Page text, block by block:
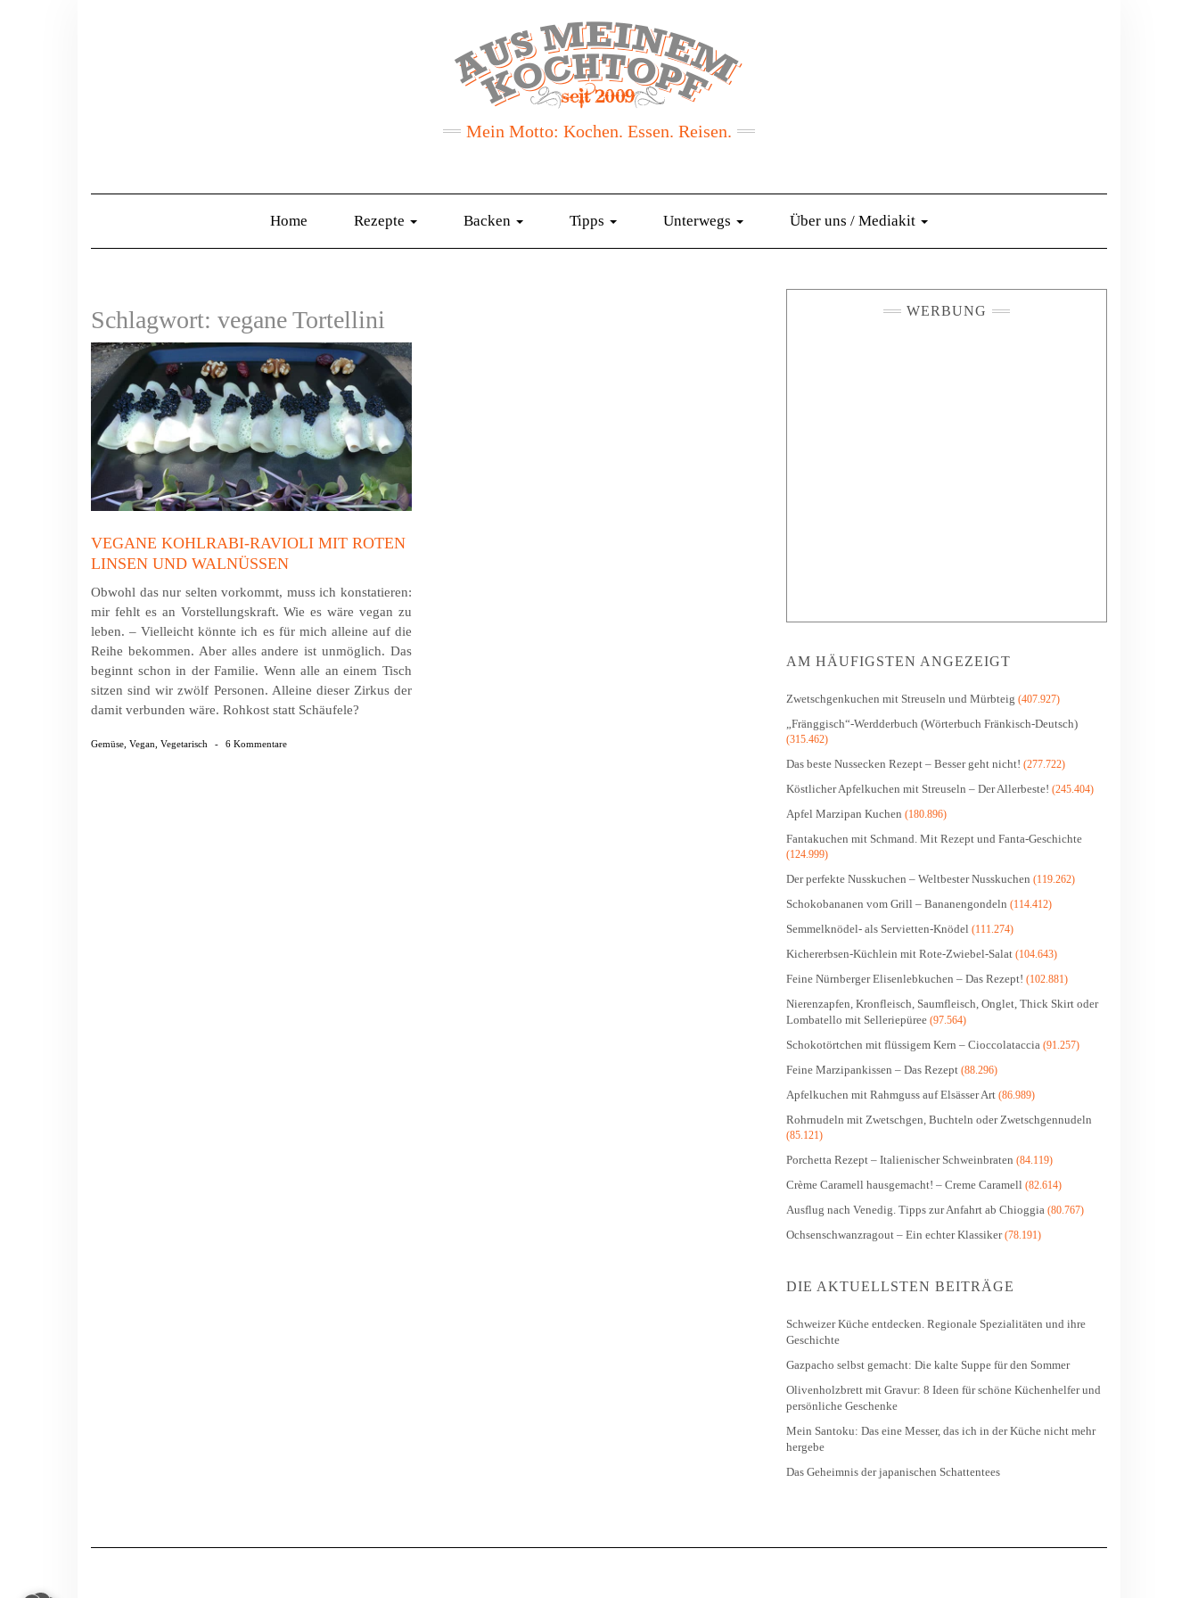
Mein Motto: Kochen. Essen. Reisen.
Home Rezepte Backen Tipps Unterwegs Über uns / Mediakit
Schlagwort: vegane Tortellini
VEGANE KOHLRABI-RAVIOLI MIT ROTEN
LINSEN UND WALNÜSSEN
Obwohl das nur selten vorkommt, muss ich konstatieren:
mir fehlt es an Vorstellungskraft. Wie es wäre vegan zu
leben. – Vielleicht könnte ich es für mich alleine auf die
Reihe bekommen. Aber alles andere ist unmöglich. Das
beginnt schon in der Familie. Wenn alle an einem Tisch
sitzen sind wir zwölf Personen. Alleine dieser Zirkus der
damit verbunden wäre. Rohkost statt Schäufele?
Gemüse, Vegan, Vegetarisch - 6 Kommentare
WERBUNG
AM HÄUFIGSTEN ANGEZEIGT
Zwetschgenkuchen mit Streuseln und Mürbteig (407.927)
„Fränggisch“-Werdderbuch (Wörterbuch Fränkisch-Deutsch)
(315.462)
Das beste Nussecken Rezept – Besser geht nicht! (277.722)
Köstlicher Apfelkuchen mit Streuseln – Der Allerbeste! (245.404)
Apfel Marzipan Kuchen (180.896)
Fantakuchen mit Schmand. Mit Rezept und Fanta-Geschichte
(124.999)
Der perfekte Nusskuchen – Weltbester Nusskuchen (119.262)
Schokobananen vom Grill – Bananengondeln (114.412)
Semmelknödel- als Servietten-Knödel (111.274)
Kichererbsen-Küchlein mit Rote-Zwiebel-Salat (104.643)
Feine Nürnberger Elisenlebkuchen – Das Rezept! (102.881)
Nierenzapfen, Kronfleisch, Saumfleisch, Onglet, Thick Skirt oder
Lombatello mit Selleriepüree (97.564)
Schokotörtchen mit flüssigem Kern – Cioccolataccia (91.257)
Feine Marzipankissen – Das Rezept (88.296)
Apfelkuchen mit Rahmguss auf Elsässer Art (86.989)
Rohrnudeln mit Zwetschgen, Buchteln oder Zwetschgennudeln
(85.121)
Porchetta Rezept – Italienischer Schweinbraten (84.119)
Crème Caramell hausgemacht! – Creme Caramell (82.614)
Ausflug nach Venedig. Tipps zur Anfahrt ab Chioggia (80.767)
Ochsenschwanzragout – Ein echter Klassiker(78.191)
DIE AKTUELLSTEN BEITRÄGE
Schweizer Küche entdecken. Regionale Spezialitäten und ihre
Geschichte
Gazpacho selbst gemacht: Die kalte Suppe für den Sommer
Olivenholzbrett mit Gravur: 8 Ideen für schöne Küchenhelfer und
persönliche Geschenke
Mein Santoku: Das eine Messer, das ich in der Küche nicht mehr
hergebe
Das Geheimnis der japanischen Schattentees